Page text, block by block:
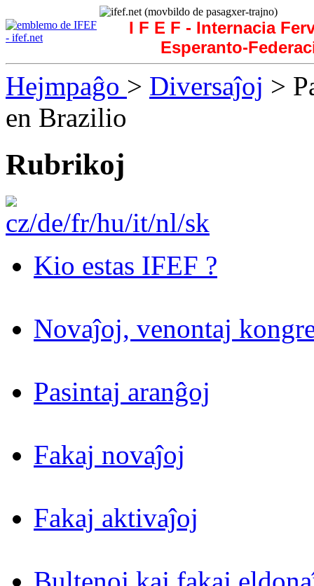
I F E F - Internacia
Esperanto-
Hejmpaĝo > Diversaĵoj >
en Brazilio
Rubrikoj
Kio estas IFEF ?
Novaĵoj, venontaj
Pasintaj aranĝoj
Fakaj novaĵoj
Fakaj aktivaĵoj